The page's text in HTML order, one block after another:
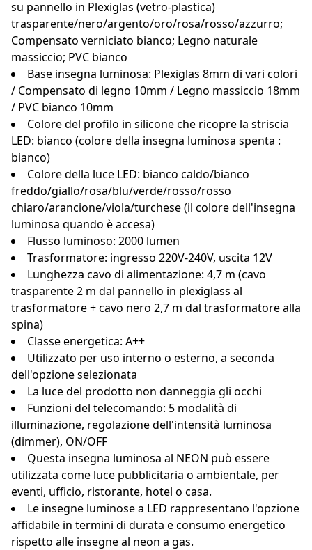
su pannello in Plexiglas (vetro-plastica)
trasparente/nero/argento/oro/rosa/rosso/azzurro;
Compensato verniciato bianco; Legno naturale
massiccio; PVC bianco
Base insegna luminosa: Plexiglas 8mm di vari colori
/ Compensato di legno 10mm / Legno massiccio 18mm
/ PVC bianco 10mm
Colore del profilo in silicone che ricopre la striscia
LED: bianco (colore della insegna luminosa spenta :
bianco)
Colore della luce LED: bianco caldo/bianco
freddo/giallo/rosa/blu/verde/rosso/rosso
chiaro/arancione/viola/turchese (il colore dell'insegna
luminosa quando è accesa)
Flusso luminoso: 2000 lumen
Trasformatore: ingresso 220V-240V, uscita 12V
Lunghezza cavo di alimentazione: 4,7 m (cavo
trasparente 2 m dal pannello in plexiglass al
trasformatore + cavo nero 2,7 m dal trasformatore alla
spina)
Classe energetica: A++
Utilizzato per uso interno o esterno, a seconda
dell'opzione selezionata
La luce del prodotto non danneggia gli occhi
Funzioni del telecomando: 5 modalità di
illuminazione, regolazione dell'intensità luminosa
(dimmer), ON/OFF
Questa insegna luminosa al NEON può essere
utilizzata come luce pubblicitaria o ambientale, per
eventi, ufficio, ristorante, hotel o casa.
Le insegne luminose a LED rappresentano l'opzione
affidabile in termini di durata e consumo energetico
rispetto alle insegne al neon a gas.